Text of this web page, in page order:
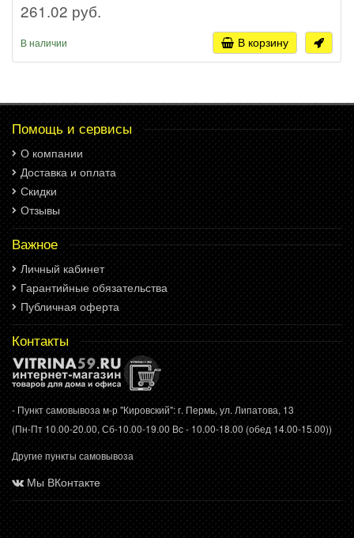
261.02 руб.
В наличии В корзину
Помощь и сервисы
О компании
Доставка и оплата
Скидки
Отзывы
Важное
Личный кабинет
Гарантийные обязательства
Публичная оферта
Контакты
- Пункт самовывоза м-р "Кировский": г. Пермь, ул. Липатова, 13
(Пн-Пт 10.00-20.00, Сб-10.00-19.00 Вс - 10.00-18.00 (обед 14.00-15.00))
Другие пункты самовывоза
Мы ВКонтакте